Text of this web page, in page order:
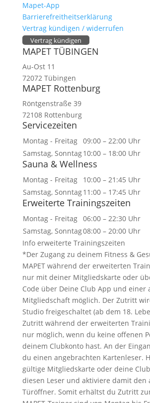
Mapet-App
Barrierefreitheitserklärung
Vertrag kündigen / widerrufen
Vertrag kündigen
MAPET TÜBINGEN
Au-Ost 11
72072 Tübingen
MAPET Rottenburg
Röntgenstraße 39
72108 Rottenburg
Servicezeiten
Montag - Freitag 09:00 – 22:00 Uhr
Samstag, Sonntag10:00 – 18:00 Uhr
Sauna & Wellness
Montag - Freitag
10:00 – 21:45 Uhr
Samstag, Sonntag11:00 – 17:45 Uhr
Erweiterte Trainingszeiten
Montag - Freitag 06:00 – 22:30 Uhr
Samstag, Sonntag08:00 – 20:00 Uhr
Info erweiterte Trainingszeiten
*Der Zugang zu deinem Fitness &
MAPET während der erweiterten
nur mit deiner Mitgliedskarte oder
Code über Deine Club App und einer
Mitgliedschaft möglich. Der Zutritt
Studio freigeschaltet (ab dem 18.
Zutritt während der erweiterten
nur möglich, wenn du keine offenen
deinem Clubkonto hast. An der
du einen angebrachten Kartenleser.
gültige Mitgliedskarte oder deine
diesen Leser und aktiviere damit den
Türöffner. Somit erhältst du Zutritt